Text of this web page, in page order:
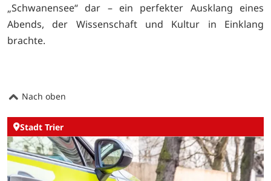
„Schwanensee“ dar – ein perfekter Ausklang eines
Abends, der Wissenschaft und Kultur in Einklang
brachte.
Nach oben
Stadt Trier